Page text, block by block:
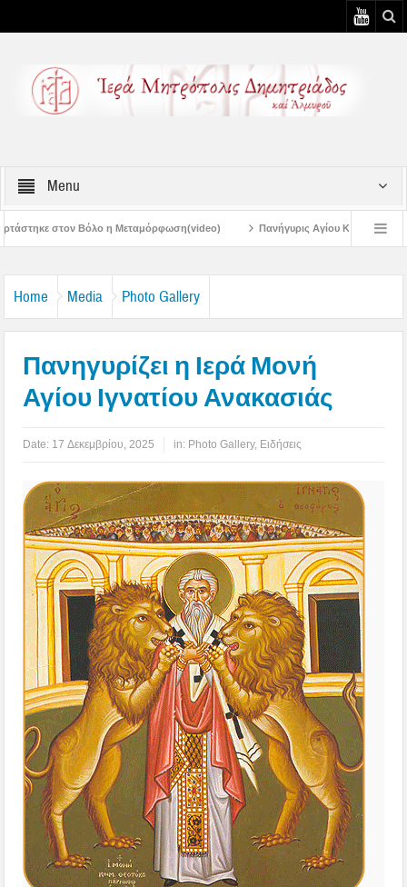
Menu
Πανήγυρις Αγίου Καλλινίκου Μητροπολίτου Εδέσσης
Home Media Photo Gallery
Πανηγυρίζει η Ιερά Μονή
Αγίου Ιγνατίου Ανακασιάς
Date: 17 Δεκεμβρίου, 2025 in: Photo Gallery, Ειδήσεις